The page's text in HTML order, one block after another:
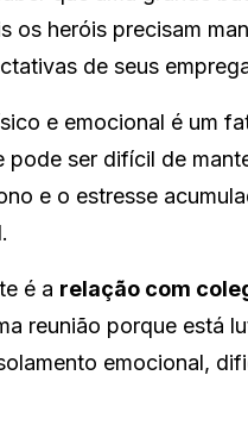
os heróis precisam
de seus
e emocional é um
pode ser difícil de
e o estresse
é a relação com
reunião porque está
emocional,